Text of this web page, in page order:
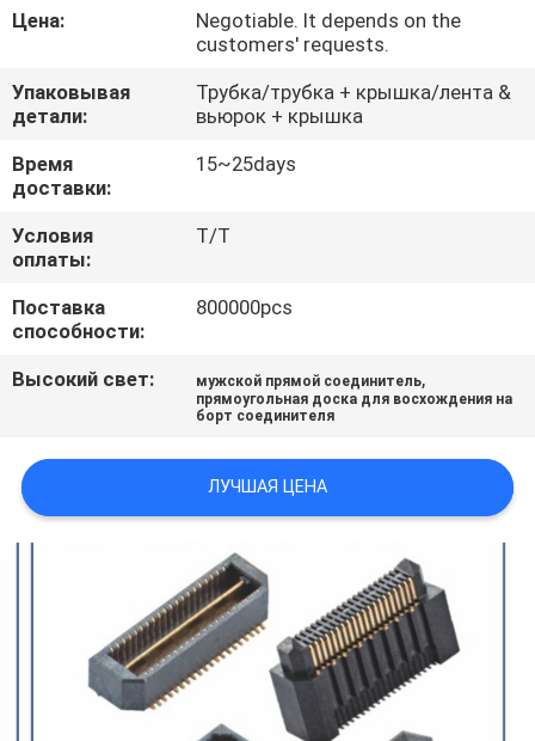
ЦИТАТУ
КАРТА
САЙТА
POLICY
Цена:
Negotiable. It depends on the
customers' requests.
Упаковывая
детали:
Трубка/трубка + крышка/лента &
вьюрок + крышка
Время
доставки:
15~25days
Условия
оплаты:
T/T
Поставка
способности:
800000pcs
Высокий свет: мужской прямой соединитель,
прямоугольная доска для восхождения на
борт соединителя
ЛУЧШАЯ ЦЕНА